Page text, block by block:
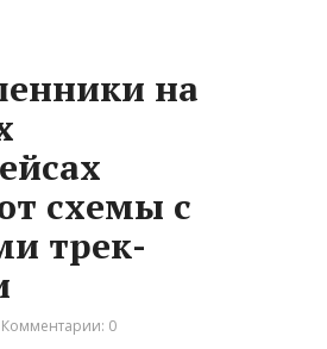
на
схемы с
трек-
Комментарии: 0